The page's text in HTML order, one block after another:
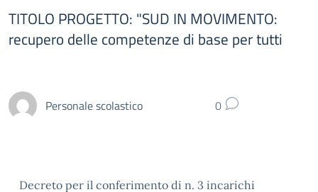
TITOLO PROGETTO: "SUD IN MOVIMENTO:
recupero delle competenze di base per tutti
Personale scolastico 0
Decreto per il conferimento di n. 3 incarichi